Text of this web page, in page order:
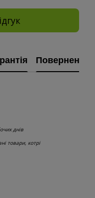
Повернення
днів
товари, котрі